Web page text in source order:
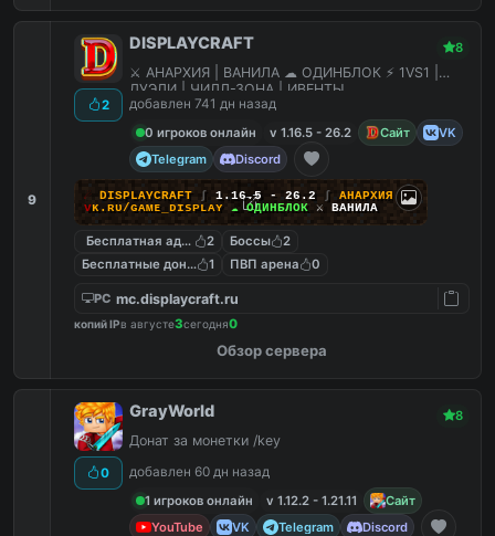
9
2
DISPLAYCRAFT 8
⚔ АНАРХИЯ | ВАНИЛА ☁ ОДИНБЛОК ⚡ 1VS1 |
ДУЭЛИ | ЧИЛЛ-ЗОНА | ИВЕНТЫ
добавлен 741 дн назад
0 игроков онлайн
v 1.16.5 - 26.2 Сайт
VK
Telegram
Discord
☄ DISPLAYCRAFT ∫ 1.16.5 - 26.2 ∫ АНАРХИЯ
ᴠᴋ . ʀᴜ/ɢᴀᴍᴇ ᴅɪѕᴘʟᴀʏ ☁ ОДИНБЛОК ⚔ ВАНИЛА
Бесплатная админка
2 Боссы
2
Бесплатные донат кейсы
1 ПВП арена 0
PC mc.displaycraft.ru
копий IPв августе3сегодня0
Обзор сервера
0
GrayWorld 8
Донат за монетки /key
добавлен 60 дн назад
1 игроков онлайн
v 1.12.2 - 1.21.11
Сайт
YouTube
VK Telegram Discord